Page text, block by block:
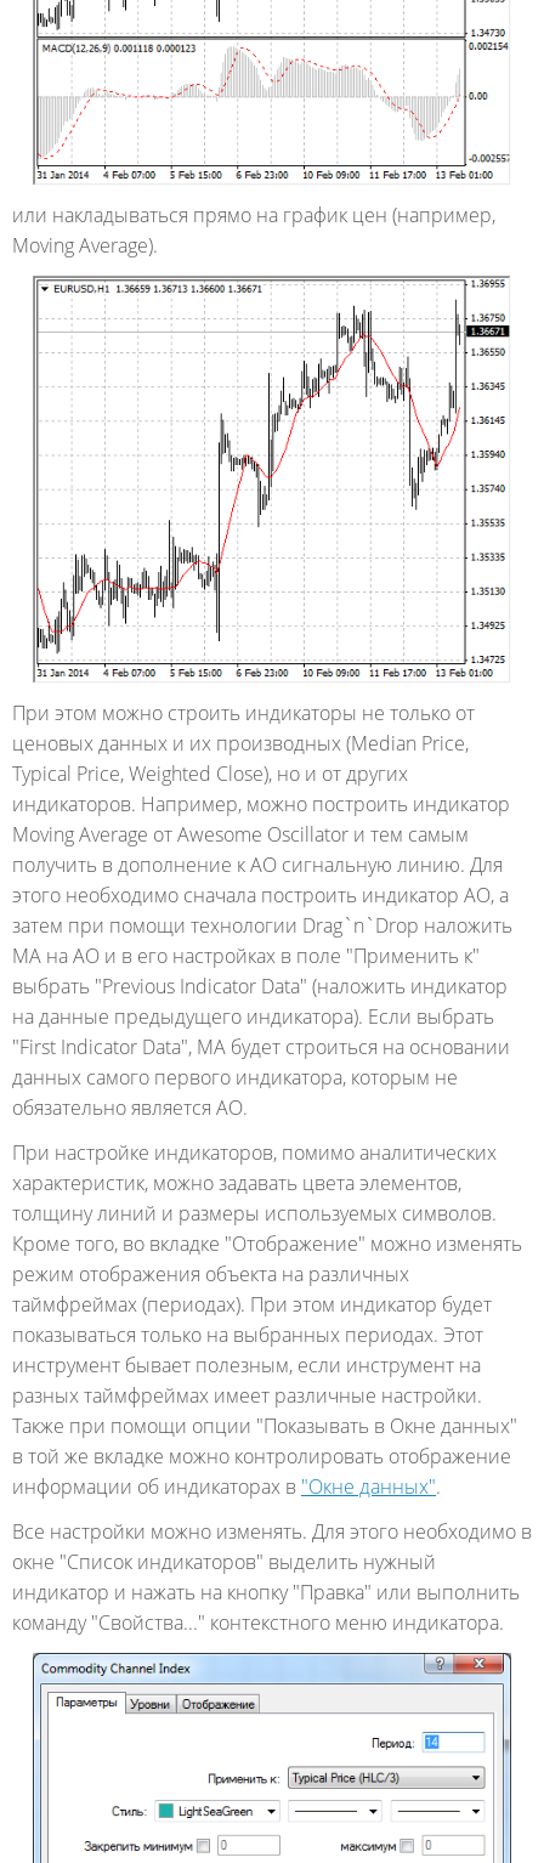
или накладываться прямо на график цен (например,
Moving Average).
При этом можно строить индикаторы не только от
ценовых данных и их производных (Median Price,
Typical Price, Weighted Close), но и от других
индикаторов. Например, можно построить индикатор
Moving Average от Awesome Oscillator и тем самым
получить в дополнение к AO сигнальную линию. Для
этого необходимо сначала построить индикатор AO, а
затем при помощи технологии Drag`n`Drop наложить
MA на AO и в его настройках в поле "Применить к"
выбрать "Previous Indicator Data" (наложить индикатор
на данные предыдущего индикатора). Если выбрать
"First Indicator Data", MA будет строиться на основании
данных самого первого индикатора, которым не
обязательно является AO.
При настройке индикаторов, помимо аналитических
характеристик, можно задавать цвета элементов,
толщину линий и размеры используемых символов.
Кроме того, во вкладке "Отображение" можно изменять
режим отображения объекта на различных
таймфреймах (периодах). При этом индикатор будет
показываться только на выбранных периодах. Этот
инструмент бывает полезным, если инструмент на
разных таймфреймах имеет различные настройки.
Также при помощи опции "Показывать в Окне данных"
в той же вкладке можно контролировать отображение
информации об индикаторах в "Окне данных".
Все настройки можно изменять. Для этого необходимо в
окне "Список индикаторов" выделить нужный
индикатор и нажать на кнопку "Правка" или выполнить
команду "Свойства..." контекстного меню индикатора.